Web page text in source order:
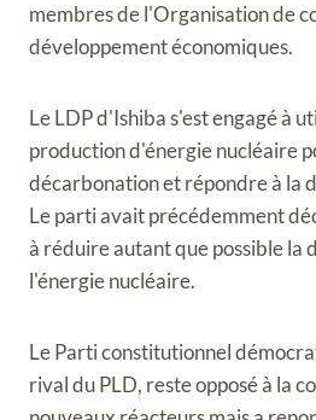
membres de l'Organisation de
développement économiques.
Le LDP d'Ishiba s'est engagé à
production d'énergie nucléaire
décarbonation et répondre à la
Le parti avait précédemment
à réduire autant que possible la
l'énergie nucléaire.
Le Parti constitutionnel
rival du PLD, reste opposé à la